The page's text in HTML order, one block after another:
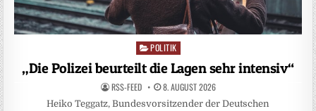
Posted
in
POLITIK
„Die Polizei beurteilt die Lagen sehr intensiv“
RSS-FEED 8. AUGUST 2026
Heiko Teggatz, Bundesvorsitzender der Deutschen